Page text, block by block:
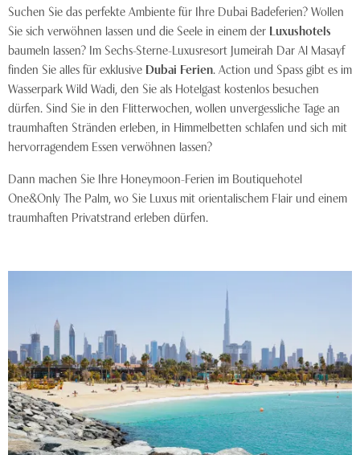
Suchen Sie das perfekte Ambiente für Ihre Dubai Badeferien? Wollen
Sie sich verwöhnen lassen und die Seele in einem der Luxushotels
baumeln lassen? Im Sechs-Sterne-Luxusresort Jumeirah Dar Al Masayf
finden Sie alles für exklusive Dubai Ferien. Action und Spass gibt es im
Wasserpark Wild Wadi, den Sie als Hotelgast kostenlos besuchen
dürfen. Sind Sie in den Flitterwochen, wollen unvergessliche Tage an
traumhaften Stränden erleben, in Himmelbetten schlafen und sich mit
hervorragendem Essen verwöhnen lassen?
Dann machen Sie Ihre Honeymoon-Ferien im Boutiquehotel
One&Only The Palm, wo Sie Luxus mit orientalischem Flair und einem
traumhaften Privatstrand erleben dürfen.